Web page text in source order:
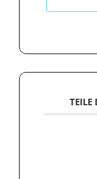
TEILE